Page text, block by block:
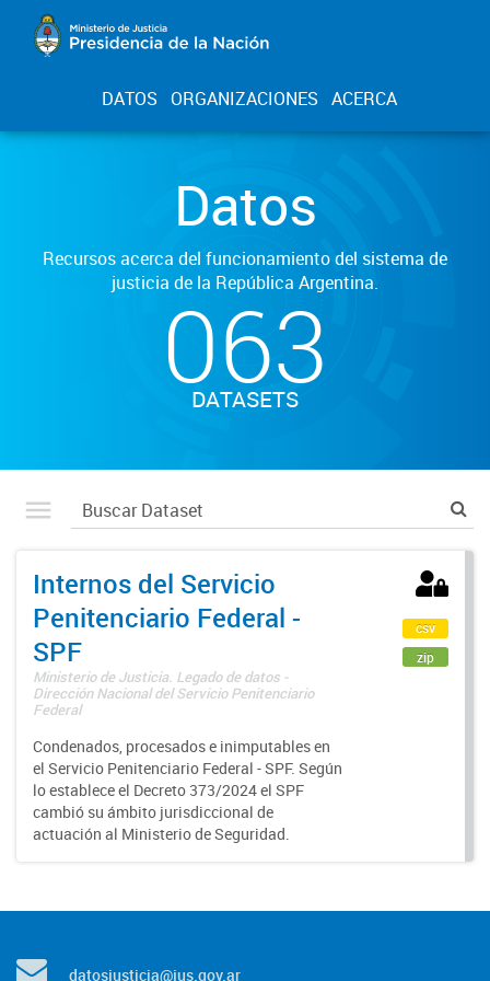
DATOS ORGANIZACIONES ACERCA
Datos
Recursos acerca del funcionamiento del sistema de
justicia de la República Argentina.
063
DATASETS
Internos del Servicio
Penitenciario Federal -
SPF
Ministerio de Justicia. Legado de datos -
Dirección Nacional del Servicio Penitenciario
Federal
Condenados, procesados e inimputables en
el Servicio Penitenciario Federal - SPF. Según
lo establece el Decreto 373/2024 el SPF
cambió su ámbito jurisdiccional de
actuación al Ministerio de Seguridad.
csv
zip
datosjusticia@jus.gov.ar